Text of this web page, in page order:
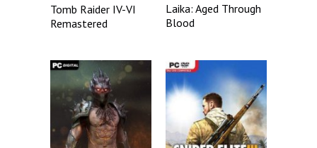
Tomb Raider IV-VI
Remastered
Laika: Aged Through
Blood